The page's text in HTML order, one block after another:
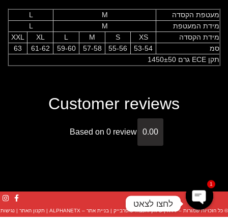
מעטפת הקסדה M
L
מידת המעטפת
M
L
מידת הקסדה
XS
S
M
L
XL
XXL
סמ
53-54
55-56
57-58
59-60
61-62
63
תקן ECE גרם 1450±50
Customer reviews
0.00
Based on 0 review
© כל הזכויות שמורות – KYT | שיווק והפצה: סופרבייק | בניית אתר – ALPHANETX | תקנון האתר | נגישות
לחצו לצאט